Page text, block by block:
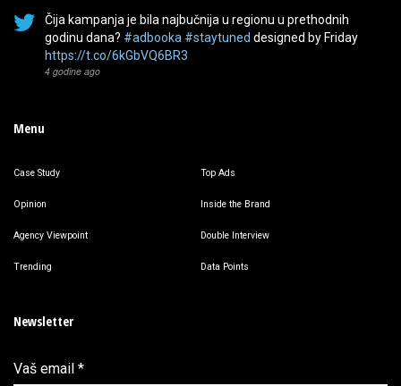
Čija kampanja je bila najbučnija u regionu u prethodnih
godinu dana? #adbooka #staytuned designed by Friday
https://t.co/6kGbVQ6BR3
4 godine ago
Menu
Case Study Top Ads
Opinion Inside the Brand
Agency Viewpoint Double Interview
Trending Data Points
Newsletter
Vaš email *